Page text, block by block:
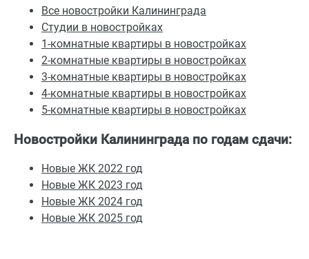
Все новостройки Калининграда
Студии в новостройках
1-комнатные квартиры в новостройках
2-комнатные квартиры в новостройках
3-комнатные квартиры в новостройках
4-комнатные квартиры в новостройках
5-комнатные квартиры в новостройках
Новостройки Калининграда по годам сдачи:
Новые ЖК 2022 год
Новые ЖК 2023 год
Новые ЖК 2024 год
Новые ЖК 2025 год